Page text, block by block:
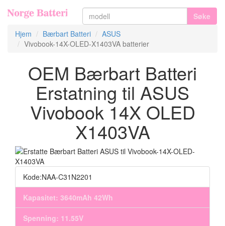
Søke
Hjem
Bærbart Batteri
ASUS
Vivobook-14X-OLED-X1403VA batterier
OEM Bærbart Batteri
Erstatning til ASUS
Vivobook 14X OLED
X1403VA
Kode:NAA-C31N2201
Kapasitet: 3640mAh 42Wh
Spenning: 11.55V